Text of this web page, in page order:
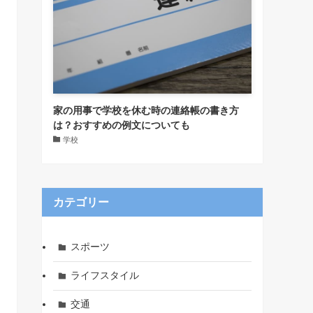
家の用事で学校を休む時の連絡帳の書き方
は？おすすめの例文についても
学校
カテゴリー
スポーツ
ライフスタイル
交通